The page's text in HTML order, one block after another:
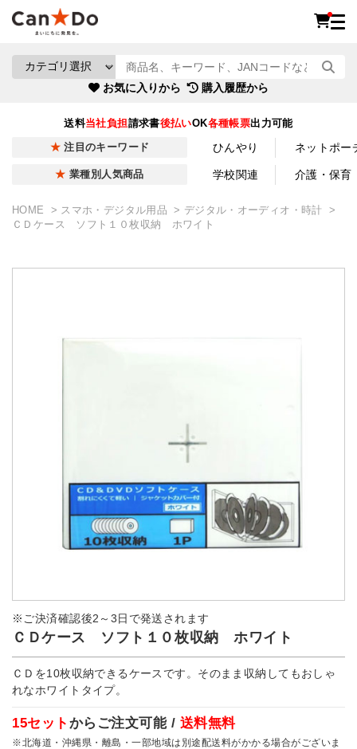
お気に入りから 購入履歴から
送料当社負担請求書後払いOK各種帳票出力可能
注目のキーワード ひんやり ネットポー
業種別人気商品 学校関連 介護・保育
HOME スマホ・デジタル用品
デジタル・オーディオ・時計
ＣＤケース ソフト１０枚収納 ホワイト
※ご決済確認後2～3日で発送されます
ＣＤケース ソフト１０枚収納 ホワイト
ＣＤを10枚収納できるケースです。そのまま収納してもおしゃ
れなホワイトタイプ。
15セット からご注文可能 / 送料無料
※北海道・沖縄県・離島・一部地域は別途配送料がかかる場合がございま